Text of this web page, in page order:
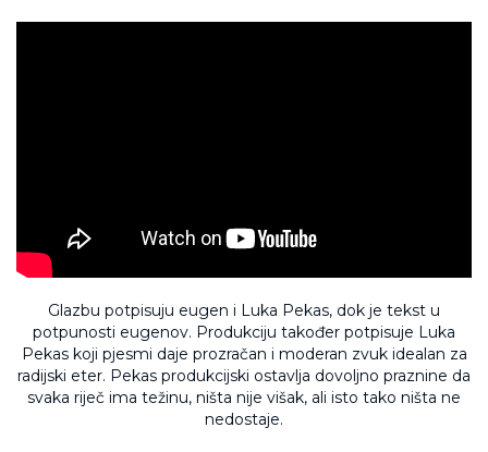
Glazbu potpisuju eugen i Luka Pekas, dok je tekst u
potpunosti eugenov. Produkciju također potpisuje Luka
Pekas koji pjesmi daje prozračan i moderan zvuk idealan za
radijski eter. Pekas produkcijski ostavlja dovoljno praznine da
svaka riječ ima težinu, ništa nije višak, ali isto tako ništa ne
nedostaje.